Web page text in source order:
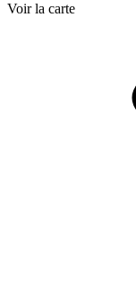
Voir la carte